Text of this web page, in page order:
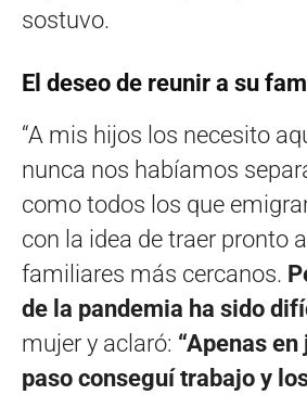
sostuvo.
El deseo de reunir a su
“A mis hijos los necesito
nunca nos habíamos
como todos los que
con la idea de traer pronto
familiares más cercanos.
de la pandemia ha sido
mujer y aclaró: “Apenas
paso conseguí trabajo y